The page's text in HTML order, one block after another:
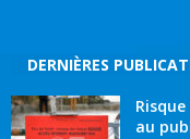
DERNIÈRES
au